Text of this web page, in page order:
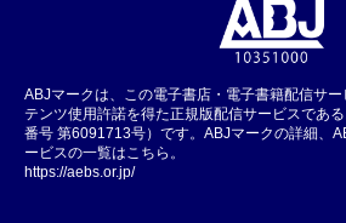
ABJマークは、この電子書店・電子書籍配信サ
テンツ使用許諾を得た正規版配信サービスであ
番号 第6091713号）です。ABJマークの詳細、
ービスの一覧はこちら。
https://aebs.or.jp/